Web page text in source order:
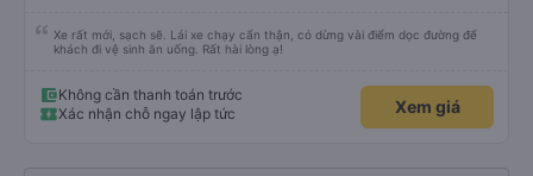
Xe rất mới, sạch sẽ. Lái xe chạy cẩn thận, có dừng vài điểm dọc đường để
khách đi vệ sinh ăn uống. Rất hài lòng ạ!
Không cần thanh toán trước
Xác nhận chỗ ngay lập tức
Xem giá